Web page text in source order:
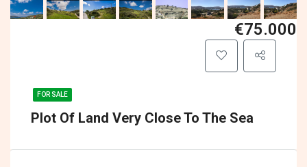
FOR SALE
Plot Of Land Very Close To The Sea
€75.000